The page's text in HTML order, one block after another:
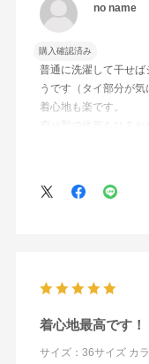
no name
購入確認済み
普通に洗濯して干せ
うです（タイ部分が気
着心地も楽です。
着心地最高です！
サイズ：36サイズ カ